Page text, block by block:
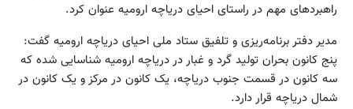
راهبردهای مهم در راستای احیای دریاچه ارومیه عنوان کرد.
مدیر دفتر برنامه‌ریزی و تلفیق ستاد ملی احیای دریاچه ارومیه گفت:
پنج کانون بحران تولید گرد و غبار در دریاچه ارومیه شناسایی شده که
سه کانون در قسمت جنوب دریاچه، یک کانون در مرکز و یک کانون در
شمال دریاچه قرار دارد.